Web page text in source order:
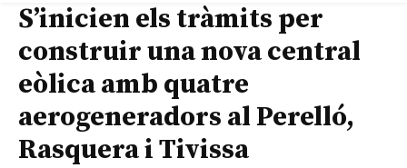
S’inicien els tràmits per
construir una nova central
eòlica amb quatre
aerogeneradors al Perelló,
Rasquera i Tivissa